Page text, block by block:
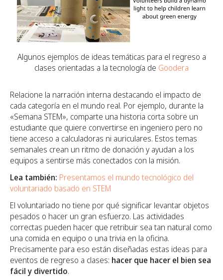
Algunos ejemplos de ideas temáticas para el regreso a
clases orientadas a la tecnología de Goodera
Relacione la narración interna destacando el impacto de
cada categoría en el mundo real. Por ejemplo, durante la
«Semana STEM», comparte una historia corta sobre un
estudiante que quiere convertirse en ingeniero pero no
tiene acceso a calculadoras ni auriculares. Estos temas
semanales crean un ritmo de donación y ayudan a los
equipos a sentirse más conectados con la misión.
Lea también: Presentamos el mundo tecnológico del
voluntariado basado en STEM
El voluntariado no tiene por qué significar levantar objetos
pesados o hacer un gran esfuerzo. Las actividades
correctas pueden hacer que retribuir sea tan natural como
una comida en equipo o una trivia en la oficina.
Precisamente para eso están diseñadas estas ideas para
eventos de regreso a clases: hacer que hacer el bien sea
fácil y divertido.